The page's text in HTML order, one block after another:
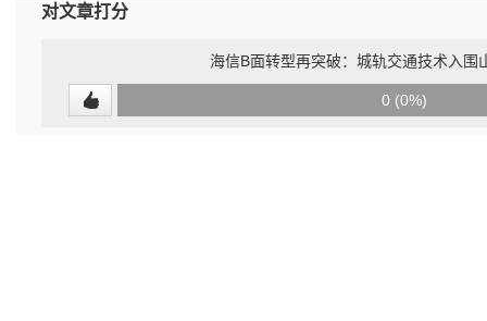
对文章打分
海信B面转型再突破：城轨交通技术入围
0 (0%)